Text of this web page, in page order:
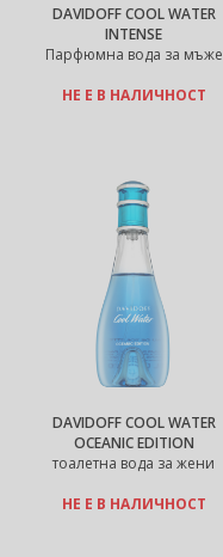
DAVIDOFF COOL WATER
INTENSE
Парфюмна вода за мъже
НЕ Е В НАЛИЧНОСТ
DAVIDOFF COOL WATER
OCEANIC EDITION
тоалетна вода за жени
НЕ Е В НАЛИЧНОСТ